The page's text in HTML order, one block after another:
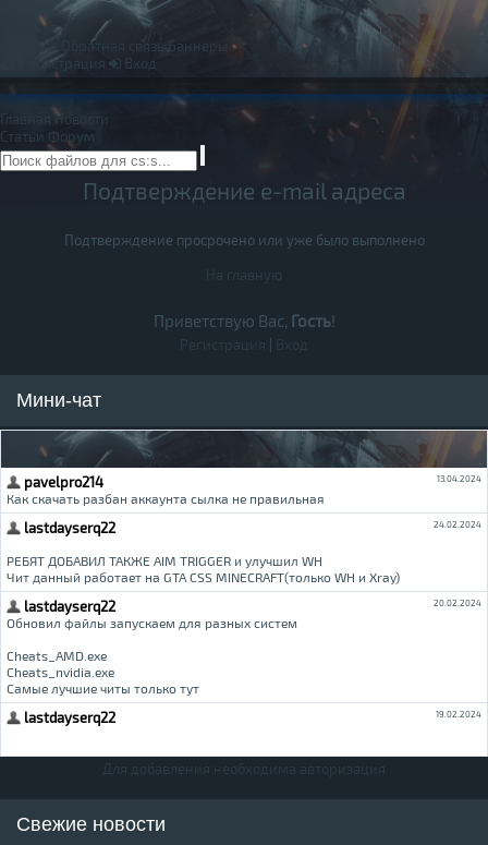
Обратная связь
Баннеры
Регистрация
Вход
Главная
Новости
Статьи Форум
Подтверждение e-mail адреса
Подтверждение просрочено или уже было выполнено
Приветствую Вас, Гость!
Мини-чат
Свежие новости